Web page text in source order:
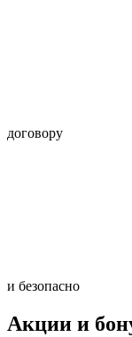
договору
и безопасно
Акции и